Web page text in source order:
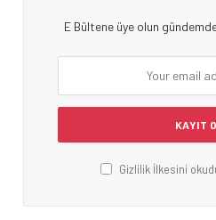
E Bültene üye olun
Gizlilik İlkesini